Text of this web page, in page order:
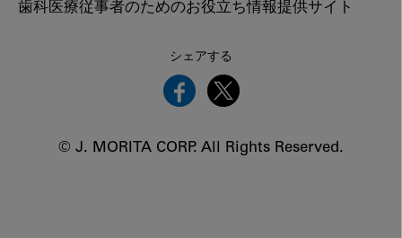
歯科医療従事者のためのお役立ち情報提供サイト
シェアする
© J. MORITA CORP. All Rights Reserved.